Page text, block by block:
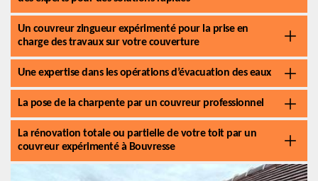
Un couvreur zingueur expérimenté pour la prise en
charge des travaux sur votre couverture
Une expertise dans les opérations d’évacuation des eaux
La pose de la charpente par un couvreur professionnel
La rénovation totale ou partielle de votre toit par un
couvreur expérimenté à Bouvresse